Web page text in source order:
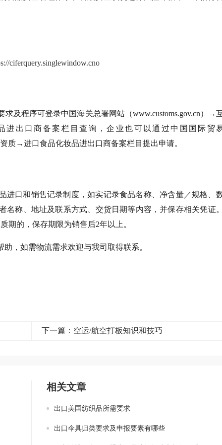
ciferquery.singlewindow.cno
及程序可登录中国海关总署网站（www.customs.gov.cn）→
出口商备案栏目查询，企业也可以通过中国国际贸
→进口食品化妆品进出口商备案栏目提出申请。
进口和销售记录制度，如实记录食品名称、净含量／规格、
名称、地址及联系方式、交货日期等内容，并保存相关凭证
期的，保存期限为销售后2年以上。
，如需物流需求欢迎与我司取得联系。
下一篇：空运/航空打板知识和技巧
相关文章
出口美国纺织品所需要求
出口伞具归类要求及申报要素有哪些